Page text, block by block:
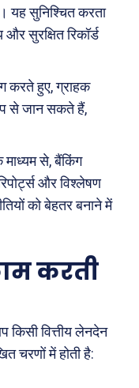
यह सुनिश्चित करता
सुरक्षित रिकॉर्ड
करते हुए, ग्राहक
से जान सकते हैं,
माध्यम से, बैंकिंग
और विश्लेषण
को बेहतर बनाने में
करती
किसी वित्तीय लेनदेन
चरणों में होती है: